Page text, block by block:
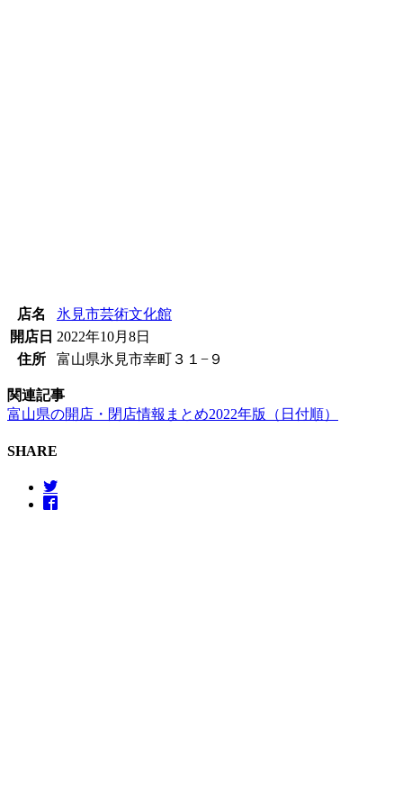
店名
氷見市芸術文化館
開店日 2022年10月8日
住所
富山県氷見市幸町３１−９
関連記事
富山県の開店・閉店情報まとめ2022年版（日付順）
SHARE